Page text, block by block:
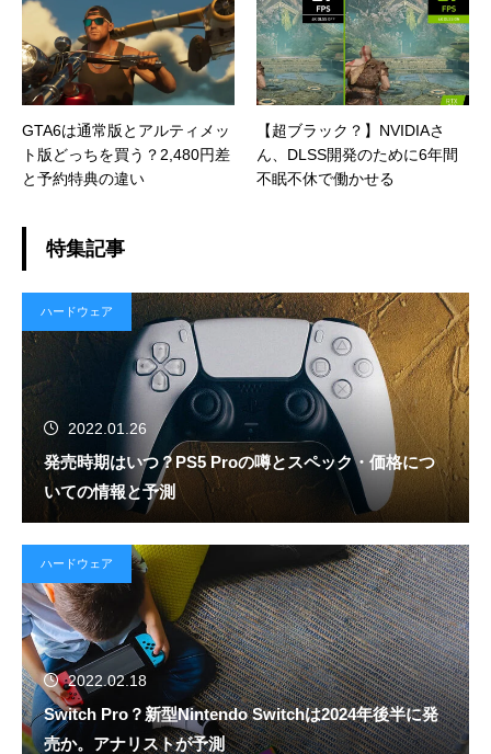
GTA6は通常版とアルティメッ
ト版どっちを買う？2,480円差
と予約特典の違い
【超ブラック？】NVIDIAさ
ん、DLSS開発のために6年間
不眠不休で働かせる
特集記事
ハードウェア
2022.01.26
発売時期はいつ？PS5 Proの噂とスペック・価格につ
いての情報と予測
ハードウェア
2022.02.18
Switch Pro？新型Nintendo Switchは2024年後半に発
売か。アナリストが予測